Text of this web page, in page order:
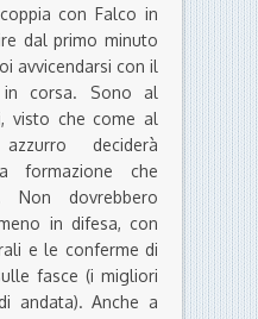
con Falco in
dal primo minuto
avvicendarsi con il
corsa. Sono al
visto che come al
deciderà
formazione che
Non dovrebbero
in difesa, con
e le conferme di
fasce (i migliori
andata). Anche a